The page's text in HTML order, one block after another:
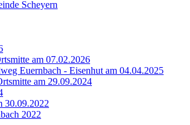
Scheyern
am 07.02.2026
Euernbach - Eisenhut am 04.04.2025
am 29.09.2024
30.09.2022
2022